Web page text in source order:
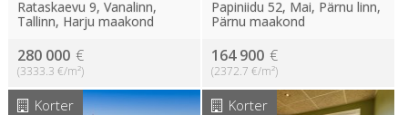
Rataskaevu 9, Vanalinn,
Tallinn, Harju maakond
280 000 €
(3333.3 €/m²)
Papiniidu 52, Mai, Pärnu linn,
Pärnu maakond
164 900 €
(2372.7 €/m²)
Korter Korter